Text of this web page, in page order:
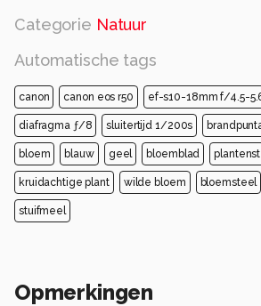
Categorie Natuur
Automatische tags
canon canon eos r50 ef-s10-18mm f/4.5-
diafragma ƒ/8 sluitertijd 1/200s
bloem blauw geel bloemblad
kruidachtige plant wilde bloem bloemsteel
stuifmeel
Opmerkingen